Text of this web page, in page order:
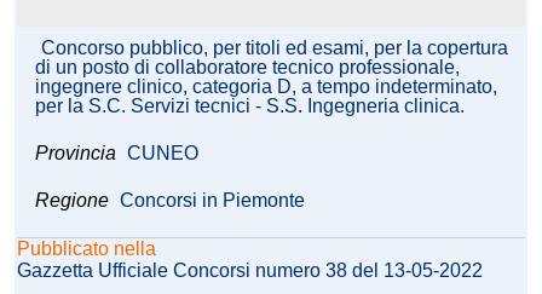
Concorso pubblico, per titoli ed esami, per la copertura
di un posto di collaboratore tecnico professionale,
ingegnere clinico, categoria D, a tempo indeterminato,
per la S.C. Servizi tecnici - S.S. Ingegneria clinica.
Provincia CUNEO
Regione Concorsi in Piemonte
Pubblicato nella
Gazzetta Ufficiale Concorsi numero 38 del 13-05-2022